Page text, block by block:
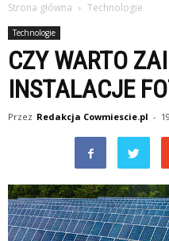
Strona główna Technologie
Technologie
CZY WARTO
INSTALACJE
Przez Redakcja Cowmiescie.pl -